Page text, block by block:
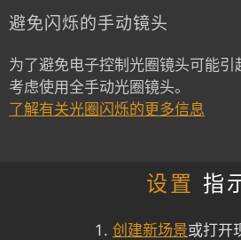
避免闪烁的手动镜头
为了避免电子控制光圈镜头可能
考虑使用全手动光圈镜头。
了解有关光圈闪烁的更多信息
设置 指
创建新场景或打开